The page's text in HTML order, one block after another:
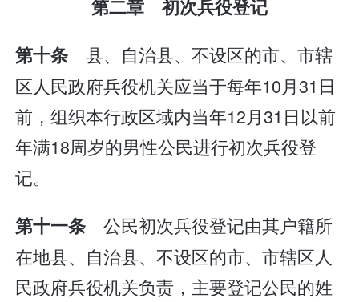
第二章 初次兵役登记
第十条县、自治县、不设区的市、市辖
区人民政府兵役机关应当于每年10月31日
前，组织本行政区域内当年12月31日以前
年满18周岁的男性公民进行初次兵役登
记。
第十一条公民初次兵役登记由其户籍所
在地县、自治县、不设区的市、市辖区人
民政府兵役机关负责，主要登记公民的姓